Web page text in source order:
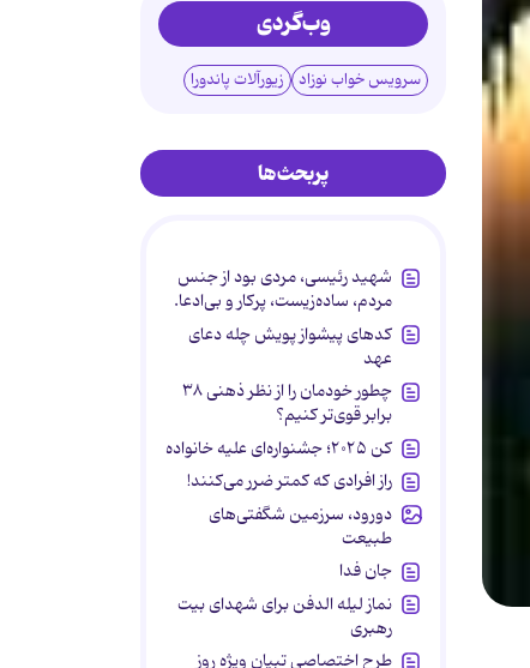
وب‌گردی
سرویس خواب نوزاد زیورآلات پاندورا
پربحث‌ها
شهید رئیسی، مردی بود از جنس
مردم، ساده‌زیست، پرکار و بی‌ادعا.
کدهای پیشواز پویش چله دعای
عهد
چطور خودمان را از نظر ذهنی ۳۸
برابر قوی‌تر کنیم؟
کن ۲۰۲۵؛ جشنواره‌ای علیه خانواده
راز افرادی که کمتر ضرر می‌کنند!
دورود، سرزمین شگفتی‌های
طبیعت
جان فدا
نماز لیله الدفن برای شهدای بیت
رهبری
طرح اختصاصی تبیان ویژه روز